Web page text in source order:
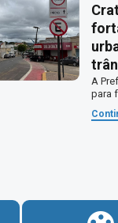
A
para